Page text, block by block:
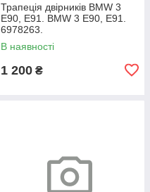
Трапеція двірників BMW 3
E90, E91. BMW 3 Е90, Е91.
6978263.
В наявності
1 200 ₴